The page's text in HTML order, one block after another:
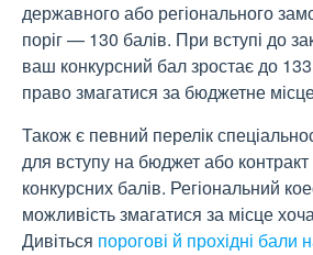
державного або регіонального
поріг — 130 балів. При вступі до
ваш конкурсний бал зростає до
право змагатися за бюджетне
Також є певний перелік
для вступу на бюджет або
конкурсних балів. Регіональний
можливість змагатися за місце
Дивіться порогові й прохідні бали